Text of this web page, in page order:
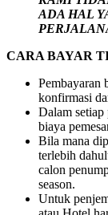
ADA HAL
CARA BAYAR
Pembayaran
konfirmasi
Dalam setiap
biaya
Bila mana
terlebih
calon
season.
Untuk